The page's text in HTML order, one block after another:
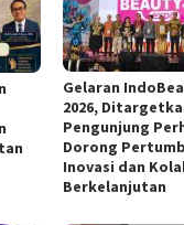
Gelaran
2026,
Pengunjung
Dorong
Inovasi dan
Berkelanjutan